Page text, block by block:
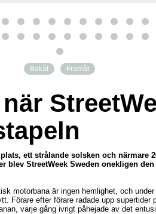
Bakåt Framåt
ett strålande solsken och närmare
blev StreetWeek Sweden onekligen
motorbana är ingen hemlighet, och under
Förare efter förare radade upp supertider
varje gång ivrigt påhejade av det